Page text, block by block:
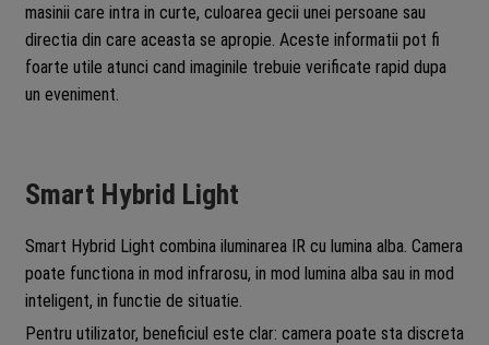
masinii care intra in curte, culoarea gecii unei persoane sau
directia din care aceasta se apropie. Aceste informatii pot fi
foarte utile atunci cand imaginile trebuie verificate rapid dupa
un eveniment.
Smart Hybrid Light
Smart Hybrid Light combina iluminarea IR cu lumina alba. Camera
poate functiona in mod infrarosu, in mod lumina alba sau in mod
inteligent, in functie de situatie.
Pentru utilizator, beneficiul este clar: camera poate sta discreta